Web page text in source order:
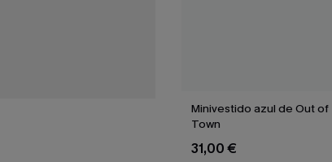
Minivestido azul de Out of
Town
31,00 €